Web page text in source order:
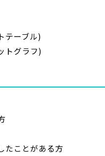
テーブル)
トグラフ)
たことがある方